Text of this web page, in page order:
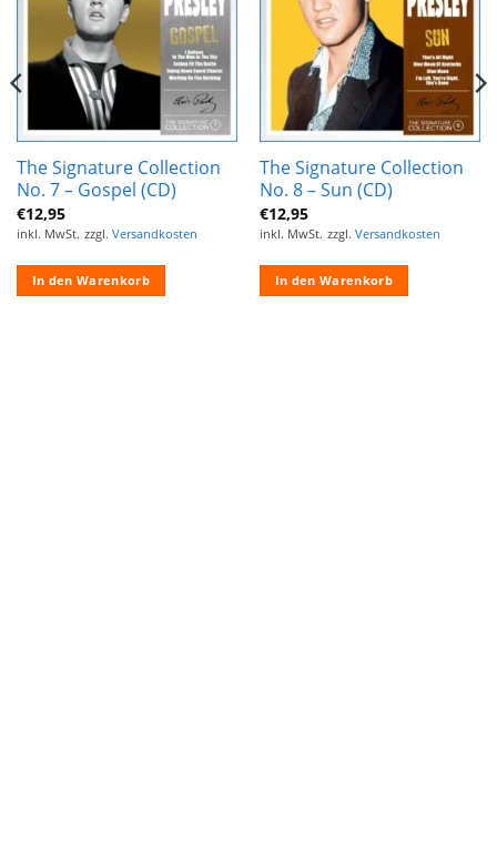
hinzufügen
The Signature Collection
No. 7 – Gospel (CD)
€12,95
inkl. MwSt. zzgl. Versandkosten
In den Warenkorb
hinzufügen
The Signature Collection
No. 8 – Sun (CD)
€12,95
inkl. MwSt. zzgl. Versandkosten
In den Warenkorb